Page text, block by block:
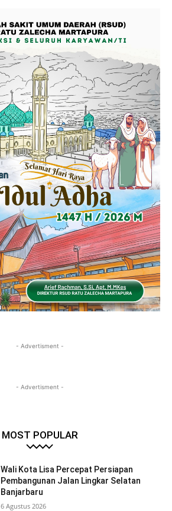
- Advertisment -
- Advertisment -
MOST POPULAR
Wali Kota Lisa Percepat Persiapan
Pembangunan Jalan Lingkar Selatan
Banjarbaru
6 Agustus 2026